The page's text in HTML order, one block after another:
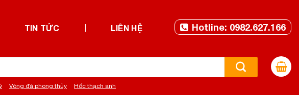
TIN TỨC LIÊN HỆ Hotline: 0982.627.166
Vòng đá phong thủy Hốc thạch anh